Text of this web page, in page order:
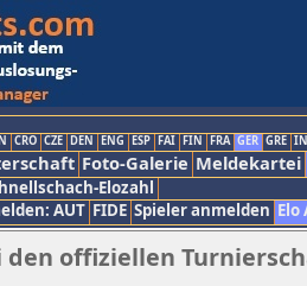
CRO CZE DEN ENG ESP FAI FIN FRA GER GRE
Foto-Galerie Meldekartei
Elozahl
AUT FIDE Spieler anmelden Elo
offiziellen